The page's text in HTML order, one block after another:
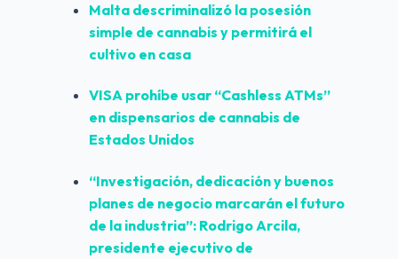
Malta descriminalizó la posesión
simple de cannabis y permitirá el
cultivo en casa
VISA prohíbe usar “Cashless ATMs”
en dispensarios de cannabis de
Estados Unidos
“Investigación, dedicación y buenos
planes de negocio marcarán el futuro
de la industria”: Rodrigo Arcila,
presidente ejecutivo de